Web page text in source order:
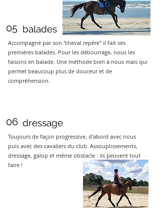
05 balades
Accompagné par son "cheval repère" il fait ses
premières balades. Pour les débourrage, nous les
faisons en balade. Une méthode bien à nous mais qui
permet beaucoup plus de douceur et de
compréhension.
06 dressage
Toujours de façon progressive, d'abord avec nous
puis avec des cavaliers du club. Assouplissements,
dressage, galop et même obstacle : ils peuvent tout
faire !